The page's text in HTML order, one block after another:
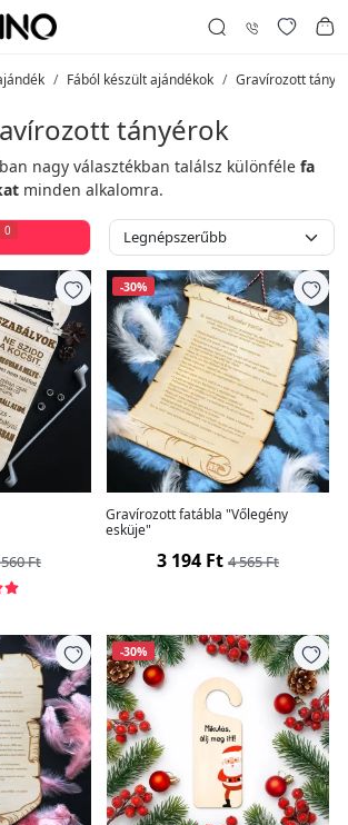
Fából készült ajándékok Gravírozott
tányérok
nagy választékban találsz különféle fa
minden alkalomra.
0
Ft
-30%
Gravírozott fatábla "Vőlegény
esküje"
3 194 Ft 4 565 Ft
-30%